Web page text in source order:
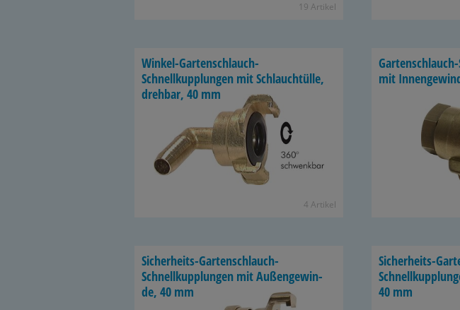
19 Ar­ti­kel
Winkel-​Gartenschlauch-
Schnellkupplungen mit Schlauch­tül­le,
dreh­bar, 40 mm
4 Ar­ti­kel
mit
Sicherheits-​Gartenschlauch-
Schnellkupplungen mit Au­ßen­ge­win­
de, 40 mm
Sicherheits-​
40 mm